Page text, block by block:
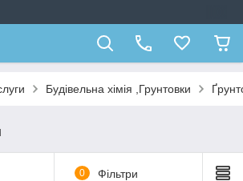
Будівельна хімія ,Грунтовки
0 Фільтри